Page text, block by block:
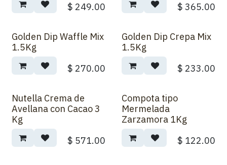
$ 249.00
$ 365.00
Golden Dip Waffle Mix
1.5Kg
$ 270.00
Golden Dip Crepa Mix
1.5Kg
$ 233.00
Nutella Crema de
Avellana con Cacao 3
Kg
$ 571.00
Compota tipo
Mermelada
Zarzamora 1Kg
$ 122.00